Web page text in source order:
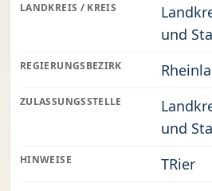
LANDKREIS / KREIS
und
REGIERUNGSBEZIRK
ZULASSUNGSSTELLE
und
HINWEISE
TRier